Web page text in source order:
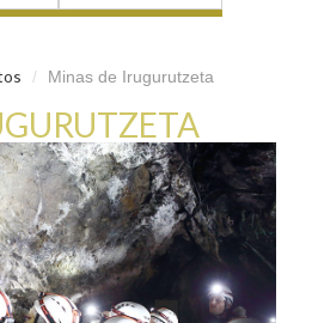
/ Minas de Irugurutzeta